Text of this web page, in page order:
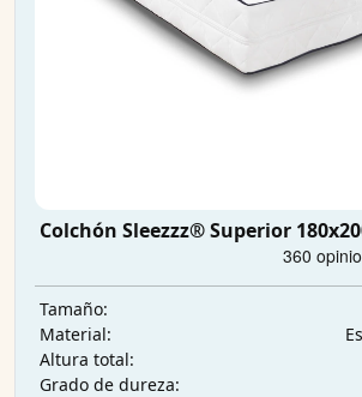
Colchón Sleezzz® Superior
Tamaño:
Material:
Altura total:
Grado de dureza: